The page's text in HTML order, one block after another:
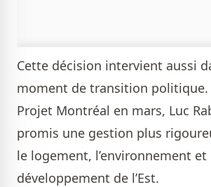
Cette décision intervient aussi
moment de transition politique.
Projet Montréal en mars, Luc
promis une gestion plus
le logement, l’environnement et
développement de l’Est.